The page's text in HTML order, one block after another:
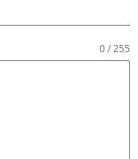
0 / 255